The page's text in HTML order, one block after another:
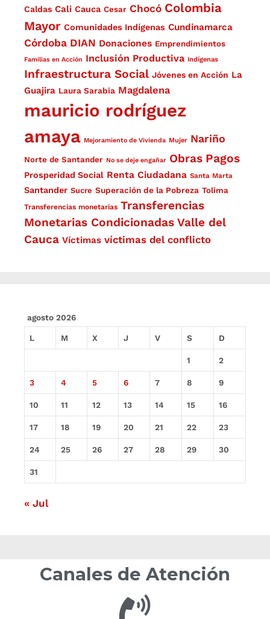
Caldas Cali Cauca Cesar Chocó Colombia
Mayor Comunidades Indígenas Cundinamarca
Córdoba DIAN Donaciones Emprendimientos
Familias en Acción Inclusión Productiva Indígenas
Infraestructura Social Jóvenes en Acción La
Guajira Laura Sarabia Magdalena
mauricio rodríguez
amaya Mejoramiento de Vivienda Mujer Nariño
Norte de Santander No se deje engañar Obras Pagos
Prosperidad Social Renta Ciudadana Santa Marta
Santander Sucre Superación de la Pobreza Tolima
Transferencias monetarias Transferencias
Monetarias Condicionadas Valle del
Cauca Víctimas víctimas del conflicto
agosto 2026
L M X J V S D
1 2
3 4 5 6 7 8 9
10 11 12 13 14 15 16
17 18 19 20 21 22 23
24 25 26 27 28 29 30
31
« Jul
Canales de Atención